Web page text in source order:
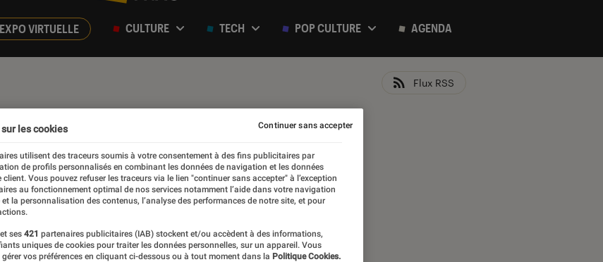
VIRTUELLE CULTURE TECH POP CULTURE AGENDA
Flux RSS
les cookies
utilisent des traceurs soumis à votre consentement à des fins publicitaires par
de profils personnalisés en combinant les données de navigation et les données
client. Vous pouvez refuser les traceurs via le lien "continuer sans accepter" à l’exception
au fonctionnement optimal de nos services notamment l’aide dans votre navigation
la personnalisation des contenus, l’analyse des performances de notre site, et pour
ses 421 partenaires publicitaires (IAB) stockent et/ou accèdent à des informations,
uniques de cookies pour traiter les données personnelles, sur un appareil. Vous
vos préférences en cliquant ci-dessous ou à tout moment dans la Politique Cookies.
Continuer sans accepter